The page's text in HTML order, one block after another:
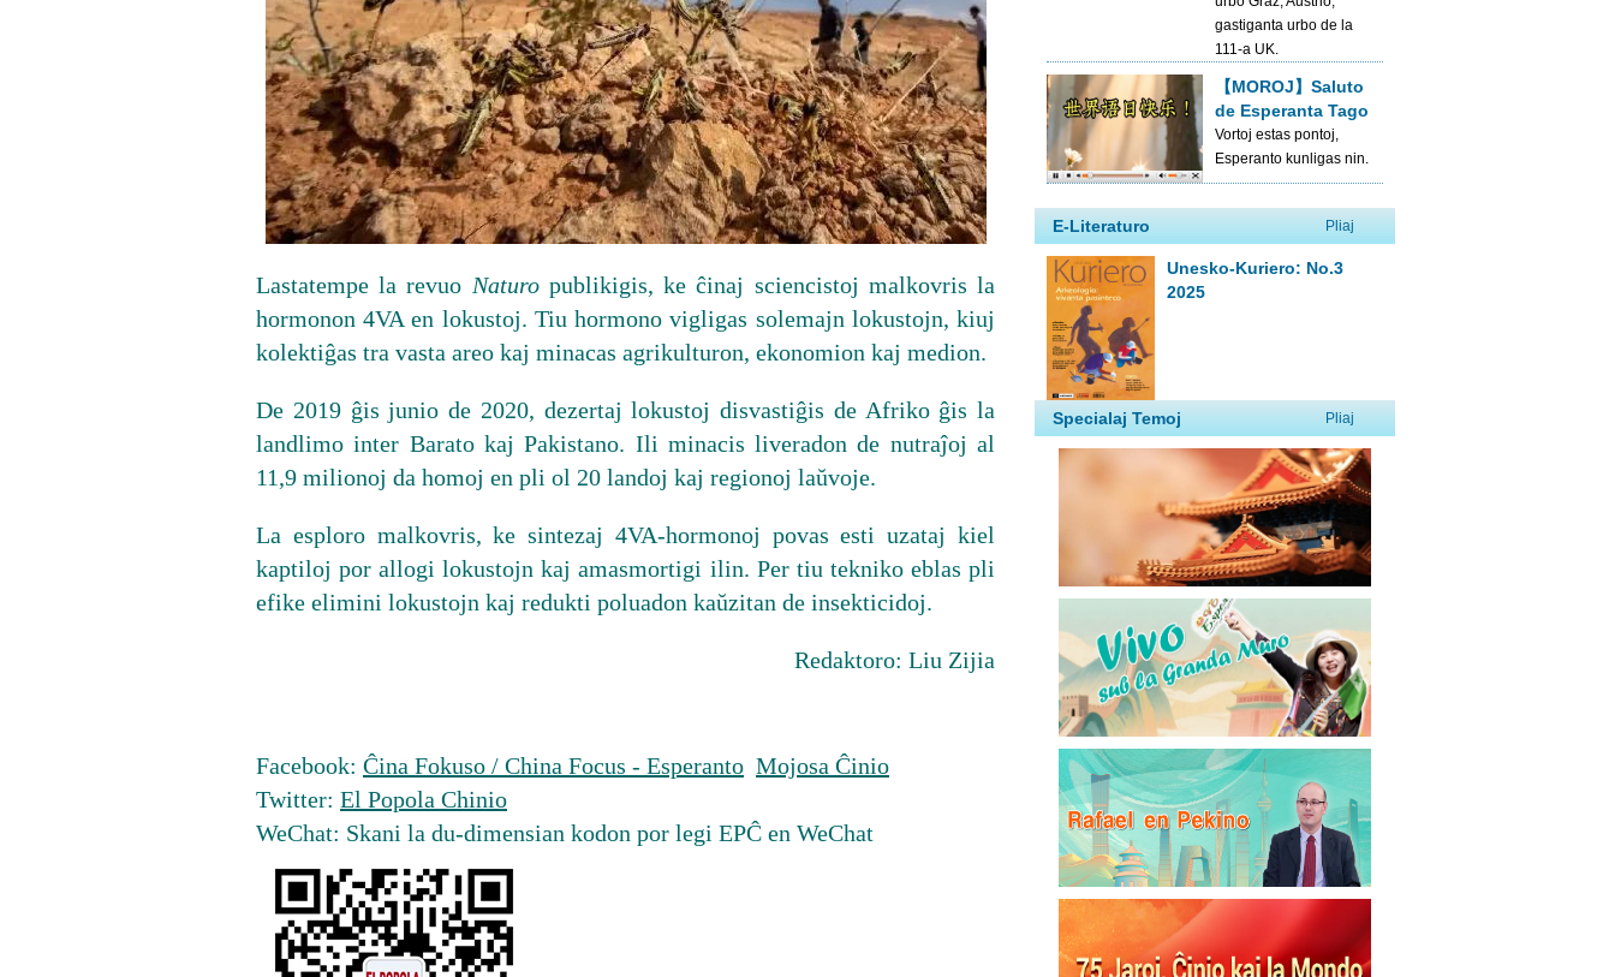
Lastatempe la revuo Naturo publikigis, ke ĉinaj sciencistoj malkovris la
hormonon 4VA en lokustoj. Tiu hormono vigligas solemajn lokustojn, kiuj
kolektiĝas tra vasta areo kaj minacas agrikulturon, ekonomion kaj medion.
De 2019 ĝis junio de 2020, dezertaj lokustoj disvastiĝis de Afriko ĝis la
landlimo inter Barato kaj Pakistano. Ili minacis liveradon de nutraĵoj al
11,9 milionoj da homoj en pli ol 20 landoj kaj regionoj laŭvoje.
La esploro malkovris, ke sintezaj 4VA-hormonoj povas esti uzataj kiel
kaptiloj por allogi lokustojn kaj amasmortigi ilin. Per tiu tekniko eblas pli
efike elimini lokustojn kaj redukti poluadon kaŭzitan de insekticidoj.
Redaktoro: Liu Zijia
Facebook: Ĉina Fokuso / China Focus - Esperanto Mojosa Ĉinio
Twitter: El Popola Chinio
WeChat: Skani la du-dimensian kodon por legi EPĈ en WeChat